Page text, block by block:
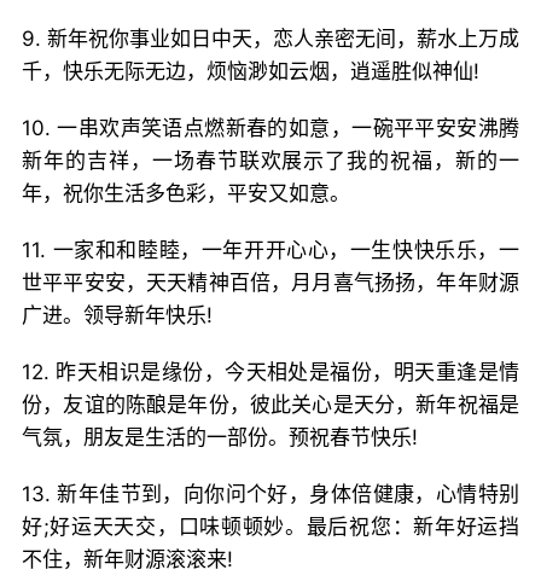
9. 新年祝你事业如日中天，恋人亲密无间，薪水上万成
千，快乐无际无边，烦恼渺如云烟，逍遥胜似神仙!
10. 一串欢声笑语点燃新春的如意，一碗平平安安沸腾
新年的吉祥，一场春节联欢展示了我的祝福，新的一
年，祝你生活多色彩，平安又如意。
11. 一家和和睦睦，一年开开心心，一生快快乐乐，一
世平平安安，天天精神百倍，月月喜气扬扬，年年财源
广进。领导新年快乐!
12. 昨天相识是缘份，今天相处是福份，明天重逢是情
份，友谊的陈酿是年份，彼此关心是天分，新年祝福是
气氛，朋友是生活的一部份。预祝春节快乐!
13. 新年佳节到，向你问个好，身体倍健康，心情特别
好;好运天天交，口味顿顿妙。最后祝您：新年好运挡
不住，新年财源滚滚来!